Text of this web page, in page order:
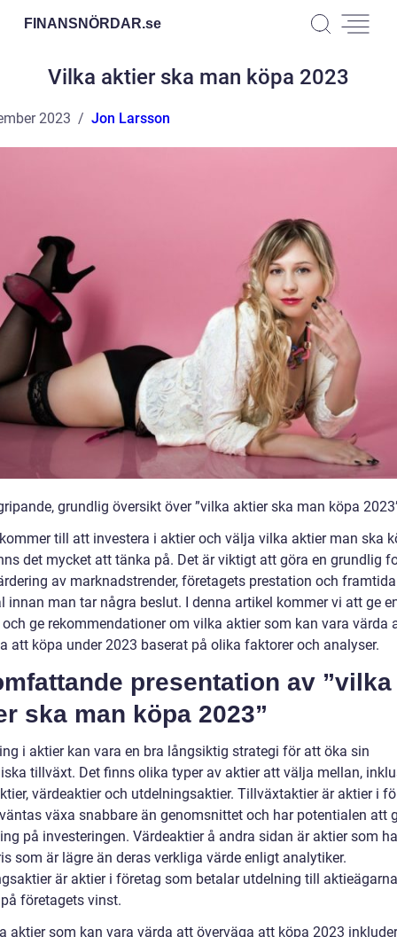
FINANSNÖRDAR.se
Vilka aktier ska man köpa 2023
2023 Jon Larsson
grundlig översikt över ”vilka aktier ska man köpa
till att investera i aktier och välja vilka aktier man ska
det mycket att tänka på. Det är viktigt att göra en grundlig
av marknadstrender, företagets prestation och framtida
innan man tar några beslut. I denna artikel kommer vi att ge
ge rekommendationer om vilka aktier som kan vara värda
att köpa under 2023 baserat på olika faktorer och analyser.
presentation av ”vilka
ska man köpa 2023”
i aktier kan vara en bra långsiktig strategi för att öka sin
tillväxt. Det finns olika typer av aktier att välja mellan,
värdeaktier och utdelningsaktier. Tillväxtaktier är aktier i
växa snabbare än genomsnittet och har potentialen att
på investeringen. Värdeaktier å andra sidan är aktier som
som är lägre än deras verkliga värde enligt analytiker.
är aktier i företag som betalar utdelning till aktieägarna
företagets vinst.
aktier som kan vara värda att överväga att köpa 2023